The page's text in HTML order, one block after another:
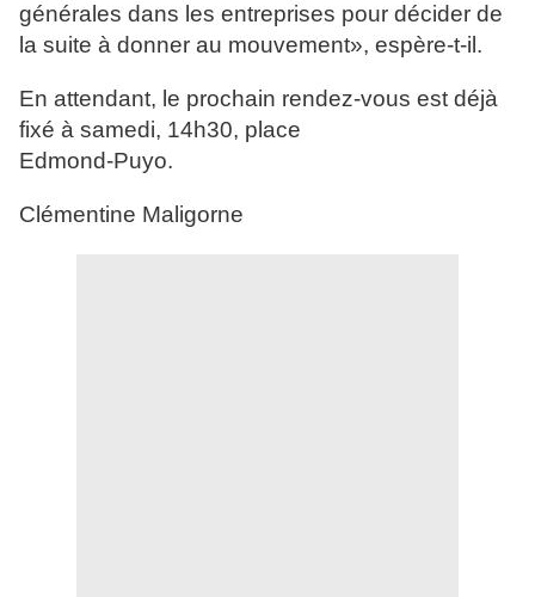
générales dans les entreprises pour décider de
la suite à donner au mouvement», espère-t-il.
En attendant, le prochain rendez-vous est déjà
fixé à samedi, 14h30, place
Edmond-Puyo.
Clémentine Maligorne